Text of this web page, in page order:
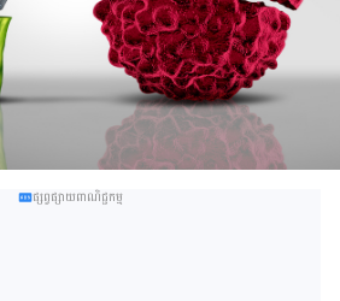
ផ្សព្វផ្សាយពាណិជ្ជកម្ម